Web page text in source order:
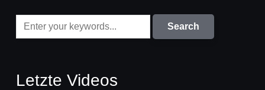
Letzte Videos